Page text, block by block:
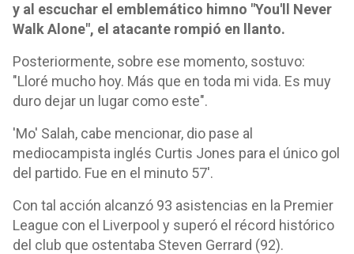
y al escuchar el emblemático himno "You'll Never
Walk Alone", el atacante rompió en llanto.
Posteriormente, sobre ese momento, sostuvo:
"Lloré mucho hoy. Más que en toda mi vida. Es muy
duro dejar un lugar como este".
'Mo' Salah, cabe mencionar, dio pase al
mediocampista inglés Curtis Jones para el único gol
del partido. Fue en el minuto 57'.
Con tal acción alcanzó 93 asistencias en la Premier
League con el Liverpool y superó el récord histórico
del club que ostentaba Steven Gerrard (92).